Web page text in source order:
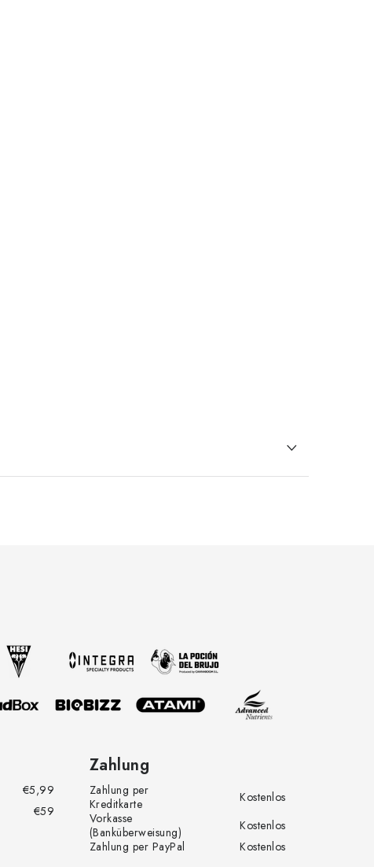
€5,99
€59
Zahlung
Zahlung per
Kreditkarte
Kostenlos
Vorkasse
(Banküberweisung)
Kostenlos
Zahlung per PayPal
Kostenlos